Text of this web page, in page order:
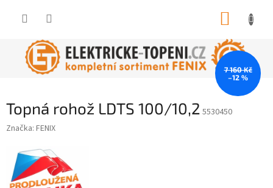
Topná rohož LDTS 100/10,2 5530450
Značka: FENIX
7 160 Kč
–12 %